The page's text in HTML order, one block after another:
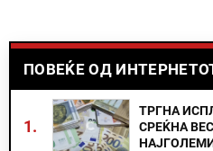
ПОВЕЌЕ ОД
1.
ТРГНА
СРЕЌНА